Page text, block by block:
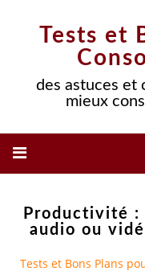
Tests et
des astuces et
mieux
Productivité
audio ou
Tests et Bons Plans